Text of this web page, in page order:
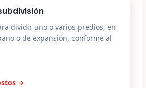
dividir uno o varios predios, en
o de expansión, conforme al
→